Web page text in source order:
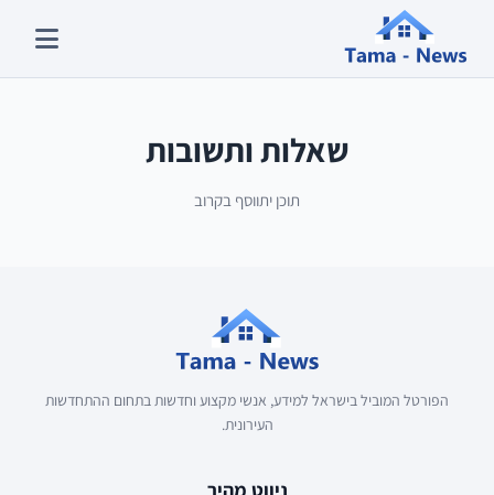
שאלות ותשובות
תוכן יתווסף בקרוב
הפורטל המוביל בישראל למידע, אנשי מקצוע וחדשות בתחום ההתחדשות
העירונית.